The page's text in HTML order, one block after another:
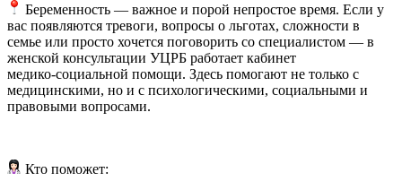
Беременность — важное и порой непростое время. Если у
вас появляются тревоги, вопросы о льготах, сложности в
семье или просто хочется поговорить со специалистом — в
женской консультации УЦРБ работает кабинет
медико‑социальной помощи. Здесь помогают не только с
медицинскими, но и с психологическими, социальными и
правовыми вопросами.
Кто поможет: